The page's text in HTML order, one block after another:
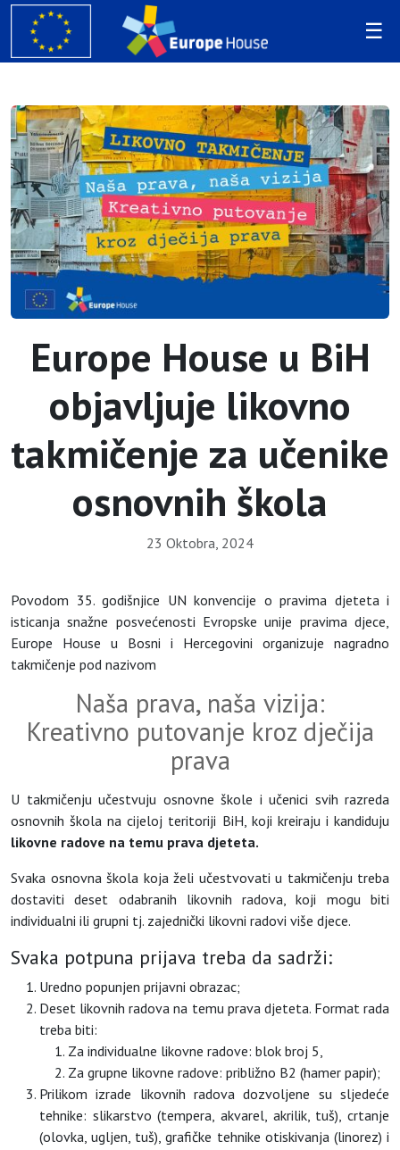
Europe House u BiH
objavljuje likovno
takmičenje za učenike
osnovnih škola
23 Oktobra, 2024
Povodom 35. godišnjice UN konvencije o pravima djeteta i
isticanja snažne posvećenosti Evropske unije pravima djece,
Europe House u Bosni i Hercegovini organizuje nagradno
takmičenje pod nazivom
Naša prava, naša vizija:
Kreativno putovanje kroz dječija
prava
U takmičenju učestvuju osnovne škole i učenici svih razreda
osnovnih škola na cijeloj teritoriji BiH, koji kreiraju i kandiduju
likovne radove na temu prava djeteta.
Svaka osnovna škola koja želi učestvovati u takmičenju treba
dostaviti deset odabranih likovnih radova, koji mogu biti
individualni ili grupni tj. zajednički likovni radovi više djece.
Svaka potpuna prijava treba da sadrži:
Uredno popunjen prijavni obrazac;
Deset likovnih radova na temu prava djeteta. Format rada
treba biti:
Za individualne likovne radove: blok broj 5,
Za grupne likovne radove: približno B2 (hamer papir);
Prilikom izrade likovnih radova dozvoljene su sljedeće
tehnike: slikarstvo (tempera, akvarel, akrilik, tuš), crtanje
(olovka, ugljen, tuš), grafičke tehnike otiskivanja (linorez) i